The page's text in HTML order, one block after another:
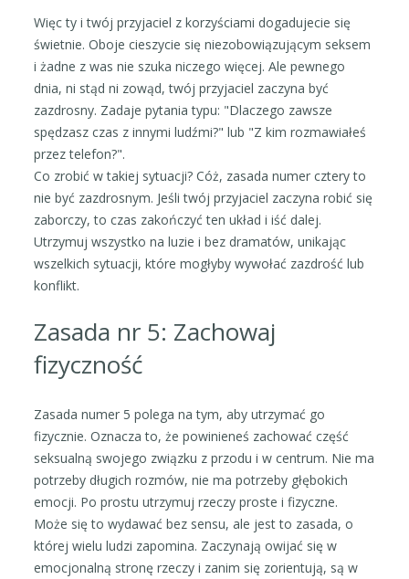
Więc ty i twój przyjaciel z korzyściami dogadujecie się
świetnie. Oboje cieszycie się niezobowiązującym seksem
i żadne z was nie szuka niczego więcej. Ale pewnego
dnia, ni stąd ni zowąd, twój przyjaciel zaczyna być
zazdrosny. Zadaje pytania typu: "Dlaczego zawsze
spędzasz czas z innymi ludźmi?" lub "Z kim rozmawiałeś
przez telefon?".
Co zrobić w takiej sytuacji? Cóż, zasada numer cztery to
nie być zazdrosnym. Jeśli twój przyjaciel zaczyna robić się
zaborczy, to czas zakończyć ten układ i iść dalej.
Utrzymuj wszystko na luzie i bez dramatów, unikając
wszelkich sytuacji, które mogłyby wywołać zazdrość lub
konflikt.
Zasada nr 5: Zachowaj
fizyczność
Zasada numer 5 polega na tym, aby utrzymać go
fizycznie. Oznacza to, że powinieneś zachować część
seksualną swojego związku z przodu i w centrum. Nie ma
potrzeby długich rozmów, nie ma potrzeby głębokich
emocji. Po prostu utrzymuj rzeczy proste i fizyczne.
Może się to wydawać bez sensu, ale jest to zasada, o
której wielu ludzi zapomina. Zaczynają owijać się w
emocjonalną stronę rzeczy i zanim się zorientują, są w